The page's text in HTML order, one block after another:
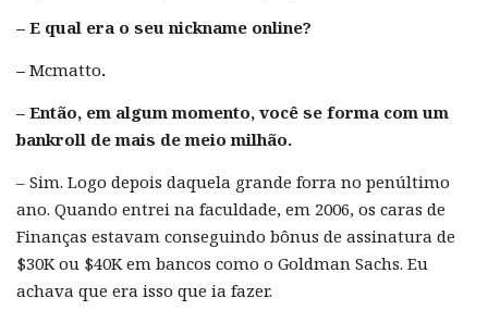
– E qual era o seu nickname online?
– Mcmatto.
– Então, em algum momento, você se forma com um
bankroll de mais de meio milhão.
– Sim. Logo depois daquela grande forra no penúltimo
ano. Quando entrei na faculdade, em 2006, os caras de
Finanças estavam conseguindo bônus de assinatura de
$30K ou $40K em bancos como o Goldman Sachs. Eu
achava que era isso que ia fazer.